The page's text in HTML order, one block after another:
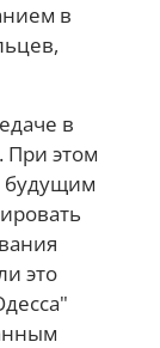
в
в
При этом
будущим
это